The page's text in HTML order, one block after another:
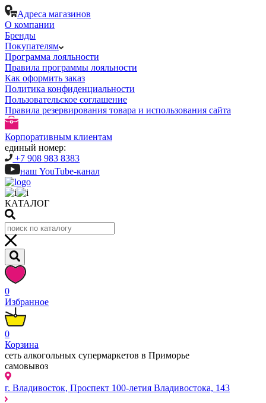
Адреса магазинов
О компании
Бренды
Покупателям
Программа лояльности
Правила программы лояльности
Как оформить заказ
Политика конфиденциальности
Пользовательское соглашение
Правила резервирования товара и использования сайта
Корпоративным клиентам
единый номер:
+7 908 983 8383
наш YouTube-канал
КАТАЛОГ
0
Избранное
0
Корзина
сеть алкогольных супермаркетов в Приморье
самовывоз
г. Владивосток, Проспект 100-летия Владивостока, 143